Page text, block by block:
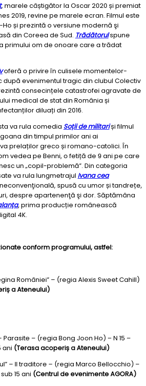
, marele câștigător la Oscar 2020 și premiat
2019, revine pe marele ecran. Filmul este
și prezintă o versiune modernă şi
din Coreea de Sud. Trădătorulspune
primului om de onoare care a trădat
oferă o privire în culisele momentelor-
după evenimentul tragic din clubul Colectiv
consecințele catastrofei agravate de
medical de stat din România și
diluați din 2016.
va rula comedia Soții de militariși filmul
din timpul primilor ani ai
prelaților greco și romano-catolici. În
vedea pe Benni, o fetiță de 9 ani pe care
un „copil-problemă”. Din categoria
va rula lungmetrajul Ivana cea
spusă cu umor și tandrețe,
despre apartenenţă şi dor. Săptămâna
, prima producție românească
4K.
conform programului, astfel:
României” – (regia Alexis Sweet Cahill)
a Ateneului)
Parasite – (regia Bong Joon Ho) – N 15 –
ani (Terasa acoperiș a Ateneului)
– Il traditore – (regia Marco Bellocchio) –
15 ani (Centrul de evenimente AGORA)